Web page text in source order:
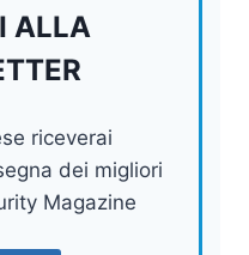
ALLA
riceverai
dei migliori
Magazine